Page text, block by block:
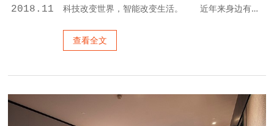
2018.11 科技改变世界，智能改变生活。 近年来身边有越来越多的人开始关注智能家居起来了，但大多数都是听说，并不了解智能家居是什么，能带来哪些新的变化，在这里小编从几个常见的场景给大家简单介绍下智能家居： 1.早晨，当您还在熟睡时，轻柔的音乐缓缓响起，卧室的窗帘准时自动拉开，温暖的阳光轻洒入室，呼唤你开始新的一天。当你起床洗漱时，营养早餐已经做好，餐毕，音响自动关机，提醒您赶快上班。当你和家人外出旅游时，...
查看全文